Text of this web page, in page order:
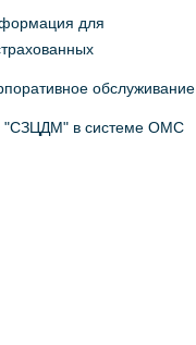
для
обслуживание
в системе ОМС